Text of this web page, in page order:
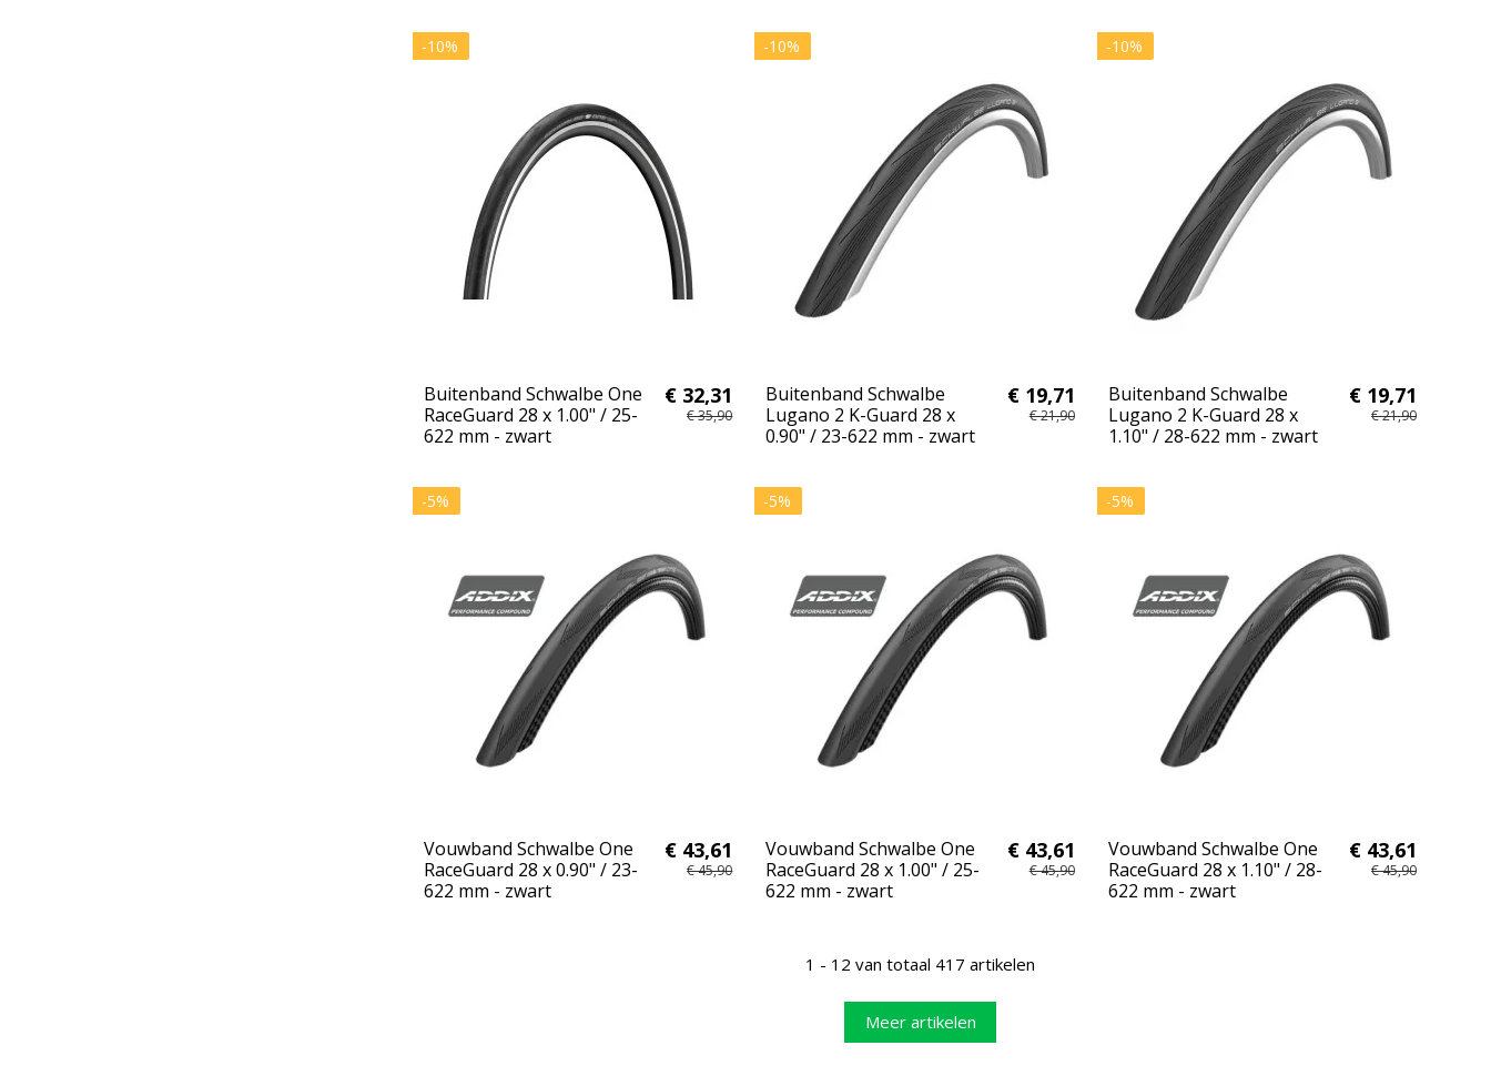
-10%
Buitenband Schwalbe One
RaceGuard 28 x 1.00" / 25-
622 mm - zwart
€ 32,31
€ 35,90
-10%
Buitenband Schwalbe
Lugano 2 K-Guard 28 x
0.90" / 23-622 mm - zwart
€ 19,71
€ 21,90
-10%
Buitenband Schwalbe
Lugano 2 K-Guard 28 x
1.10" / 28-622 mm - zwart
€ 19,71
€ 21,90
-5%
Vouwband Schwalbe One
RaceGuard 28 x 0.90" / 23-
622 mm - zwart
€ 43,61
€ 45,90
-5%
Vouwband Schwalbe One
RaceGuard 28 x 1.00" / 25-
622 mm - zwart
€ 43,61
€ 45,90
-5%
Vouwband Schwalbe One
RaceGuard 28 x 1.10" / 28-
622 mm - zwart
€ 43,61
€ 45,90
1 - 12 van totaal 417 artikelen
Meer artikelen